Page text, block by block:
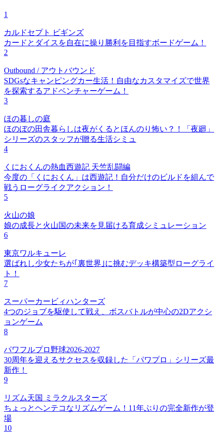
1
カルドセプト ビギンズ
カードとダイスを自在に操り勝利を目指すボードゲーム！
2
Outbound / アウトバウンド
SDGsなキャンピングカー生活！自由なカスタマイズで世界
を探索するアドベンチャーゲーム！
3
ほの暮しの庭
ほのぼの田舎暮らしは夜がくるとほんのり怖い？！「夜廻」
シリーズのスタッフが贈る生活シミュ
4
くにおくんの熱血西遊記 天竺乱闘編
今度の「くにおくん」は西遊記！自分だけのビルドを組んで
戦うローグライクアクション！
5
火山の娘
娘の成長と火山国の未来を見届ける育成シミュレーション
6
東京ワルキューレ
選ばれし少女たちが｢裏世界｣に挑むデッキ構築型ローグライ
ト！
7
スーパーカービィハンターズ
4つのジョブを駆使して戦え、ボスバトルが中心の2Dアクシ
ョンゲーム
8
パワフルプロ野球2026-2027
30周年を迎えるサクセスを収録した「パワプロ」シリーズ最
新作！
9
リズム天国 ミラクルスターズ
ちょっとヘンテコなリズムゲーム！11年ぶりの完全新作が登
場
10